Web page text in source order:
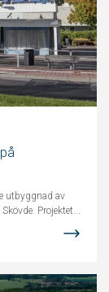
utbyggnad av
Projektet...